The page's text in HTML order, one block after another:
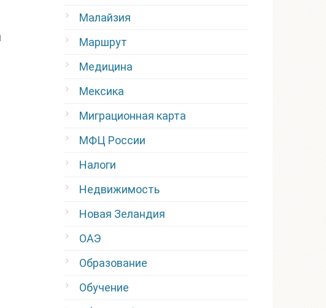
Малайзия
Маршрут
Медицина
Мексика
Миграционная карта
МФЦ России
Налоги
Недвижимость
Новая Зеландия
ОАЭ
Образование
Обучение